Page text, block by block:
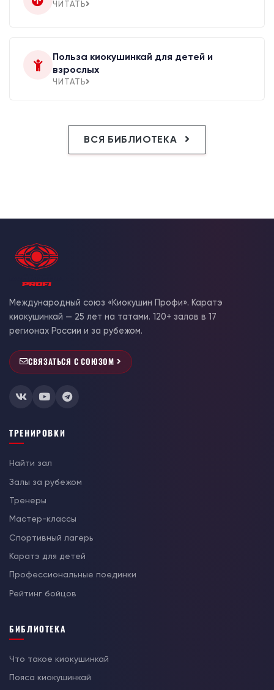
ЧИТАТЬ
Польза киокушинкай для детей и
взрослых
ЧИТАТЬ
ВСЯ БИБЛИОТЕКА
Международный союз «Киокушин Профи». Каратэ
киокушинкай — 25 лет на татами. 120+ залов в 17
регионах России и за рубежом.
СВЯЗАТЬСЯ С СОЮЗОМ
ТРЕНИРОВКИ
Найти зал
Залы за рубежом
Тренеры
Мастер-классы
Спортивный лагерь
Каратэ для детей
Профессиональные поединки
Рейтинг бойцов
БИБЛИОТЕКА
Что такое киокушинкай
Пояса киокушинкай